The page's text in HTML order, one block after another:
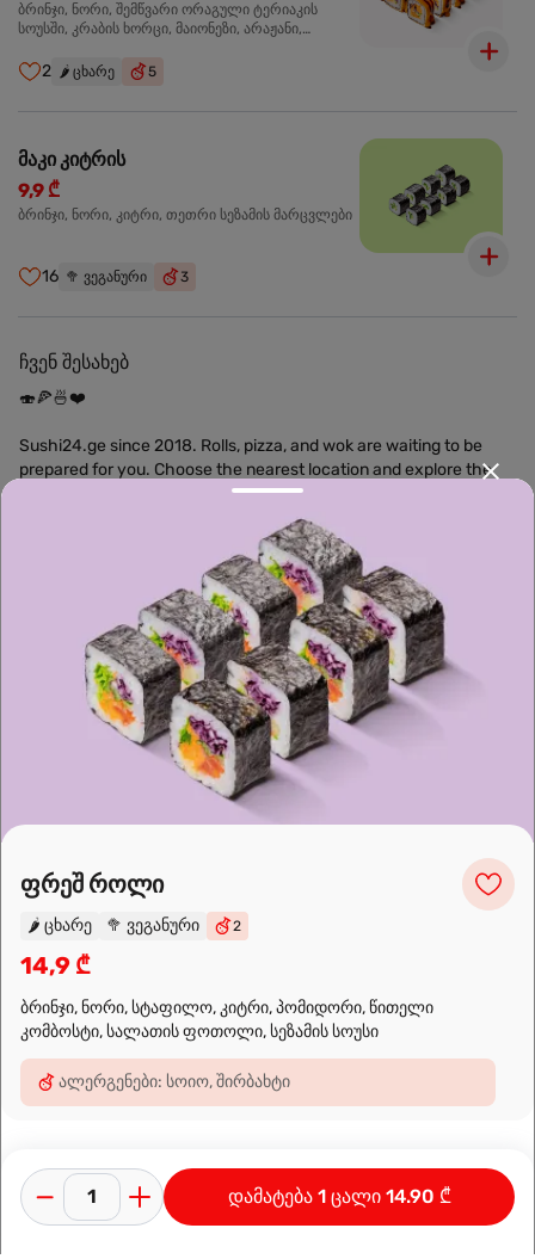
ბრინჯი, ნორი, შემწვარი ორაგული ტერიაკის
სოუსში, კრაბის ხორცი, მაიონეზი, არაჟანი,
სოუსი, მანგო-ჩილის გელი
2 🌶️ ცხარე 5
მაკი კიტრის
9,9 ₾
ბრინჯი, ნორი, კიტრი, თეთრი სეზამის მარცვლები
16 🥦 ვეგანური 3
ჩვენ შესახებ
🍣🍕🍜❤️
Sushi24.ge since 2018. Rolls, pizza, and wok are waiting to be
prepared for you. Choose the nearest location and explore the
OpenFreeMap
ფრეშ როლი
🌶️ ცხარე 🥦 ვეგანური 2
14,9 ₾
ბრინჯი, ნორი, სტაფილო, კიტრი, პომიდორი, წითელი
კომბოსტი, სალათის ფოთოლი, სეზამის სოუსი
ალერგენები: სოიო, შირბახტი
დამატება 1 ცალი 14.90 ₾